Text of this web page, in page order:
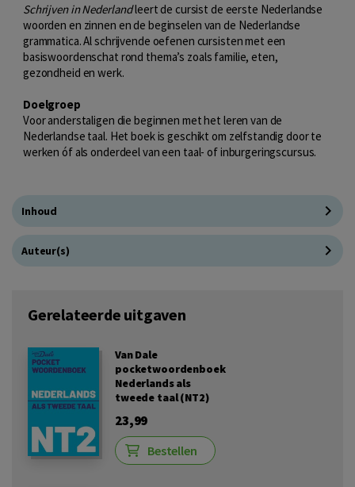
Schrijven in Nederlandleert de cursist de eerste Nederlandse
woorden en zinnen en de beginselen van de Nederlandse
grammatica. Al schrijvende oefenen cursisten met een
basiswoordenschat rond thema’s zoals familie, eten,
gezondheid en werk.
Doelgroep
Voor anderstaligen die beginnen met het leren van de
Nederlandse taal. Het boek is geschikt om zelfstandig door te
werken óf als onderdeel van een taal- of inburgeringscursus.
Inhoud
Auteur(s)
Gerelateerde uitgaven
Van Dale
pocketwoordenboek
Nederlands als
tweede taal (NT2)
23,99
Bestellen